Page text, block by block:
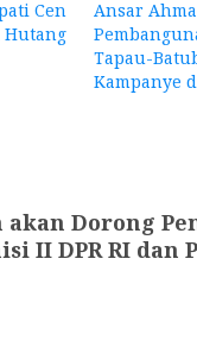
Cen
Hutang
Ansar
Tapau-
Kampanye
akan Dorong
II DPR RI